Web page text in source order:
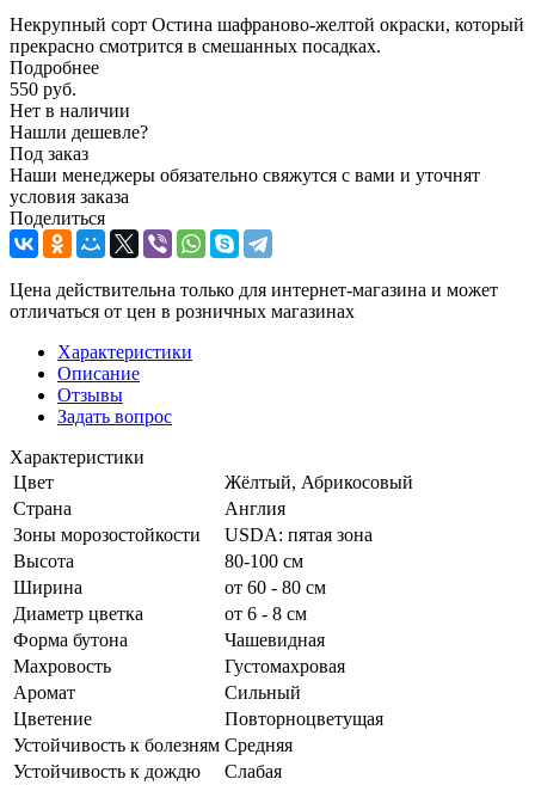
Некрупный сорт Остина шафраново-желтой окраски, который
прекрасно смотрится в смешанных посадках.
Подробнее
550 руб.
Нет в наличии
Нашли дешевле?
Под заказ
Наши менеджеры обязательно свяжутся с вами и уточнят
условия заказа
Поделиться
Цена действительна только для интернет-магазина и может
отличаться от цен в розничных магазинах
Характеристики
Описание
Отзывы
Задать вопрос
Характеристики
Цвет
Жёлтый, Абрикосовый
Страна
Англия
Зоны морозостойкости
USDA: пятая зона
Высота
80-100 см
Ширина
от 60 - 80 см
Диаметр цветка
от 6 - 8 см
Форма бутона
Чашевидная
Махровость
Густомахровая
Аромат
Сильный
Цветение
Повторноцветущая
Устойчивость к болезням Средняя
Устойчивость к дождю
Слабая